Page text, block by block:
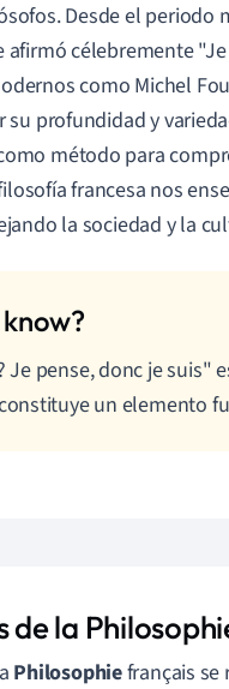
Desde el
afirmó célebremente
como Michel
su profundidad y
método para
francesa nos
la sociedad y la
Je pense, donc je suis"
un elemento
de la
Philosophiefrançais se